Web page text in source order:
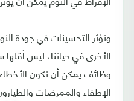
وتؤثر التحسينات في جودة
الأخرى في حياتنا، ليس
وظائف يمكن أن تكون
الإطفاء والممرضات